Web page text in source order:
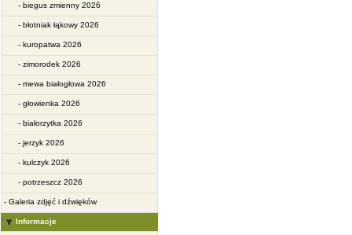
- biegus zmienny 2026
- błotniak łąkowy 2026
- kuropatwa 2026
- zimorodek 2026
- mewa białogłowa 2026
- głowienka 2026
- białorzytka 2026
- jerzyk 2026
- kulczyk 2026
- potrzeszcz 2026
- Galeria zdjęć i dźwięków
Informacje